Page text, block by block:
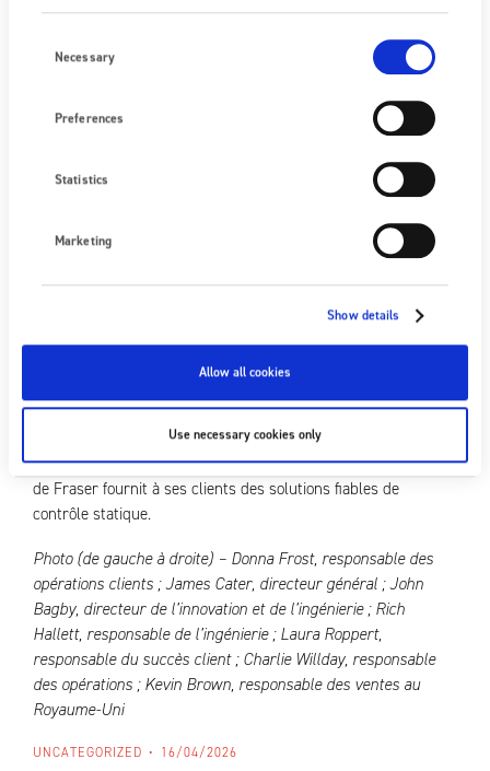
Selection
Necessary
Preferences
Statistics
Marketing
Show details
Allow all cookies
Use necessary cookies only
technologies permettant à ses clients de créer des
coût et de commercialiser leurs produits plus rapidement
grâce au contrôle, à la mesure et à l’application de l’électricité
Pour plus d’informations sur Fraser Anti-Static Techniques,
Fraser Anti-Static Techniques est l’un des principaux
spécialistes mondiaux de la technologie de contrôle statique.
fabrique une gamme complète d’équipements pour la mesure,
l’élimination et le contrôle de l’électricité statique dans les
applications industrielles du monde entier. L’équipe d’experts
de Fraser fournit à ses clients des solutions fiables de
contrôle statique.
Photo (de gauche à droite) – Donna Frost, responsable des
opérations clients ; James Cater, directeur général ; John
Bagby, directeur de l’innovation et de l’ingénierie ; Rich
Hallett, responsable de l’ingénierie ; Laura Roppert,
responsable du succès client ; Charlie Willday, responsable
des opérations ; Kevin Brown, responsable des ventes au
Royaume-Uni
UNCATEGORIZED 16/04/2026